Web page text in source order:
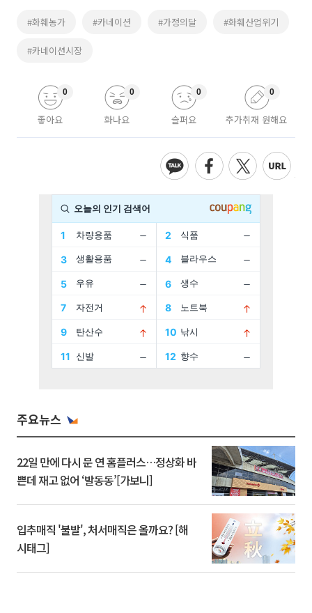
#화훼농가 #카네이션 #가정의달 #화훼산업위기
#카네이션시장
좋아요
0
화나요
0
슬퍼요
0
추가취재 원해요
0
주요뉴스
22일 만에 다시 문 연 홈플러스…정상화 바
쁜데 재고 없어 ‘발동동’[가보니]
입추매직 '불발', 처서매직은 올까요? [해
시태그]